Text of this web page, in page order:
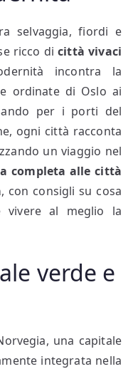
selvaggia, fiordi e
ricco dicittà vivaci
incontra la
ordinate di Oslo ai
per i porti del
ogni città racconta
un viaggio nel
completa alle città
, con consigli su cosa
vivere al meglio la
verde e
una capitale
integrata nella